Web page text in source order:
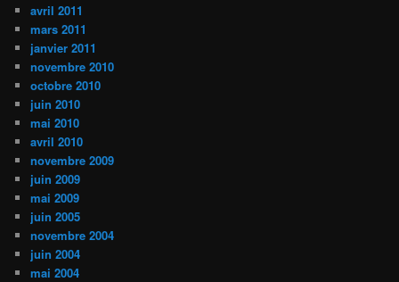
avril 2011
mars 2011
janvier 2011
novembre 2010
octobre 2010
juin 2010
mai 2010
avril 2010
novembre 2009
juin 2009
mai 2009
juin 2005
novembre 2004
juin 2004
mai 2004